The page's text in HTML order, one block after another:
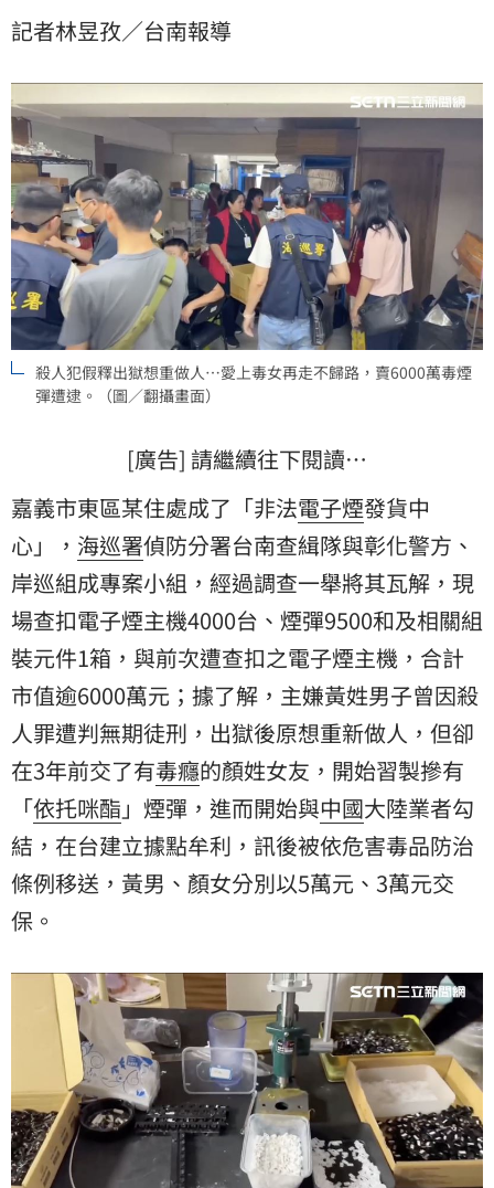
男子曾因殺人罪遭判無期徒刑，出獄後原想重新做人，
托咪酯」煙彈，進而開始與中國大陸業者勾結，在台建
立據點牟利，訊後被依危害毒品防治條例移送，黃男、
顏女分別以5萬元、3萬元交保。
記者林昱孜／台南報導
殺人犯假釋出獄想重做人⋯愛上毒女再走不歸路，賣6000萬毒煙
彈遭逮。（圖／翻攝畫面）
[廣告] 請繼續往下閱讀…
嘉義市東區某住處成了「非法電子煙發貨中
心」， 海巡署偵防分署台南查緝隊與彰化警方、
岸巡組成專案小組，經過調查一舉將其瓦解，現
場查扣電子煙主機4000台、煙彈9500和及相關組
裝元件1箱，與前次遭查扣之電子煙主機，合計
市值逾6000萬元；據了解，主嫌黃姓男子曾因殺
人罪遭判無期徒刑，出獄後原想重新做人，但卻
在3年前交了有毒癮的顏姓女友，開始習製摻有
「依托咪酯 」煙彈，進而開始與中國大陸業者勾
結，在台建立據點牟利，訊後被依危害毒品防治
條例移送，黃男、顏女分別以5萬元、3萬元交
保。